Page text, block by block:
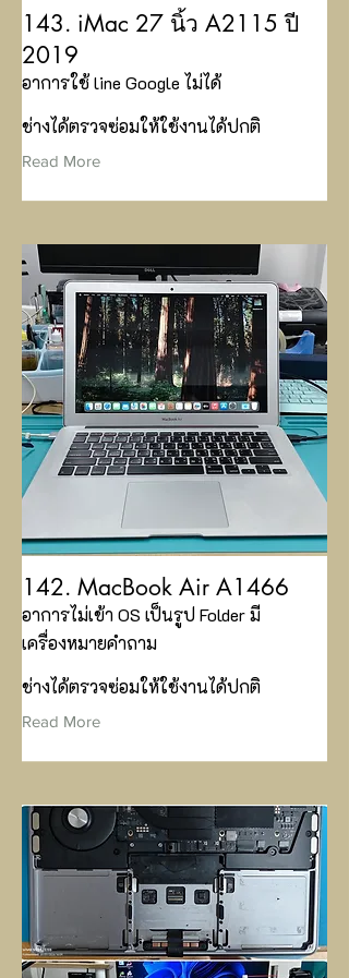
143. iMac 27 นิ้ว A2115 ปี
2019
อาการใช้ line Google ไม่ได้
ช่างได้ตรวจซ่อมให้ใช้งานได้ปกติ
Read More
142. MacBook Air A1466
อาการไม่เข้า OS เป็นรูป Folder มี
เครื่องหมายคำถาม
ช่างได้ตรวจซ่อมให้ใช้งานได้ปกติ
Read More